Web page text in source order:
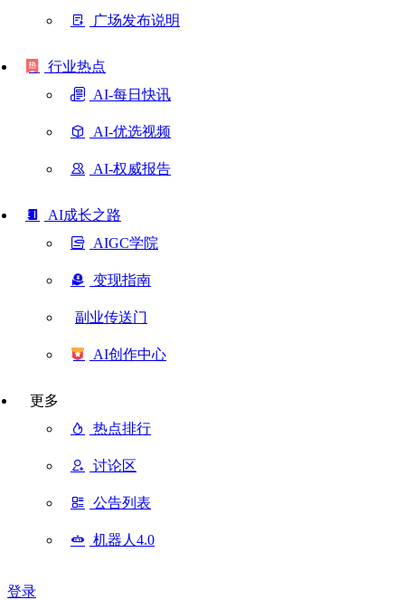
广场发布说明
行业热点
AI-每日快讯
AI-优选视频
AI-权威报告
AI成长之路
AIGC学院
变现指南
副业传送门
AI创作中心
更多
热点排行
讨论区
公告列表
机器人4.0
登录